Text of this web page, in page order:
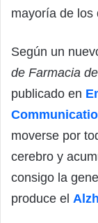
mayoría de los
Según un
de Farmacia
publicado en
moverse por
cerebro y
consigo la
produce el